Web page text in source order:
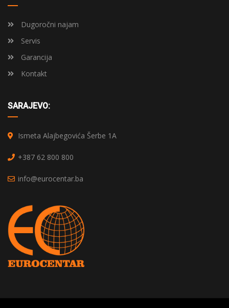
Dugoročni najam
Servis
Garancija
Kontakt
SARAJEVO:
Ismeta Alajbegovića Šerbe 1A
+387 62 800 800
info@eurocentar.ba